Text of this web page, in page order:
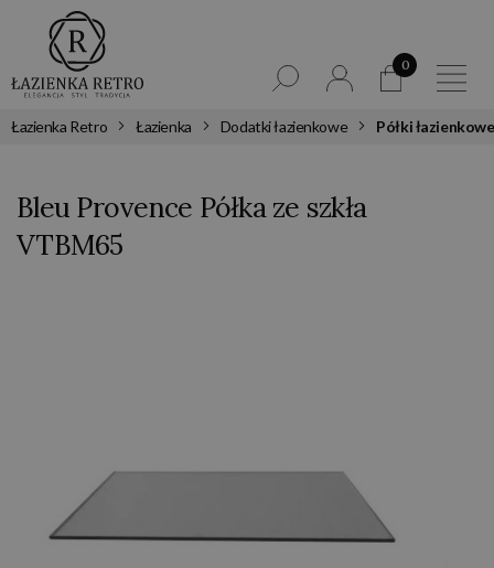
0
Łazienka Retro Łazienka Dodatki łazienkowe Półki łazienkowe
Bleu Provence Półka ze szkła
VTBM65